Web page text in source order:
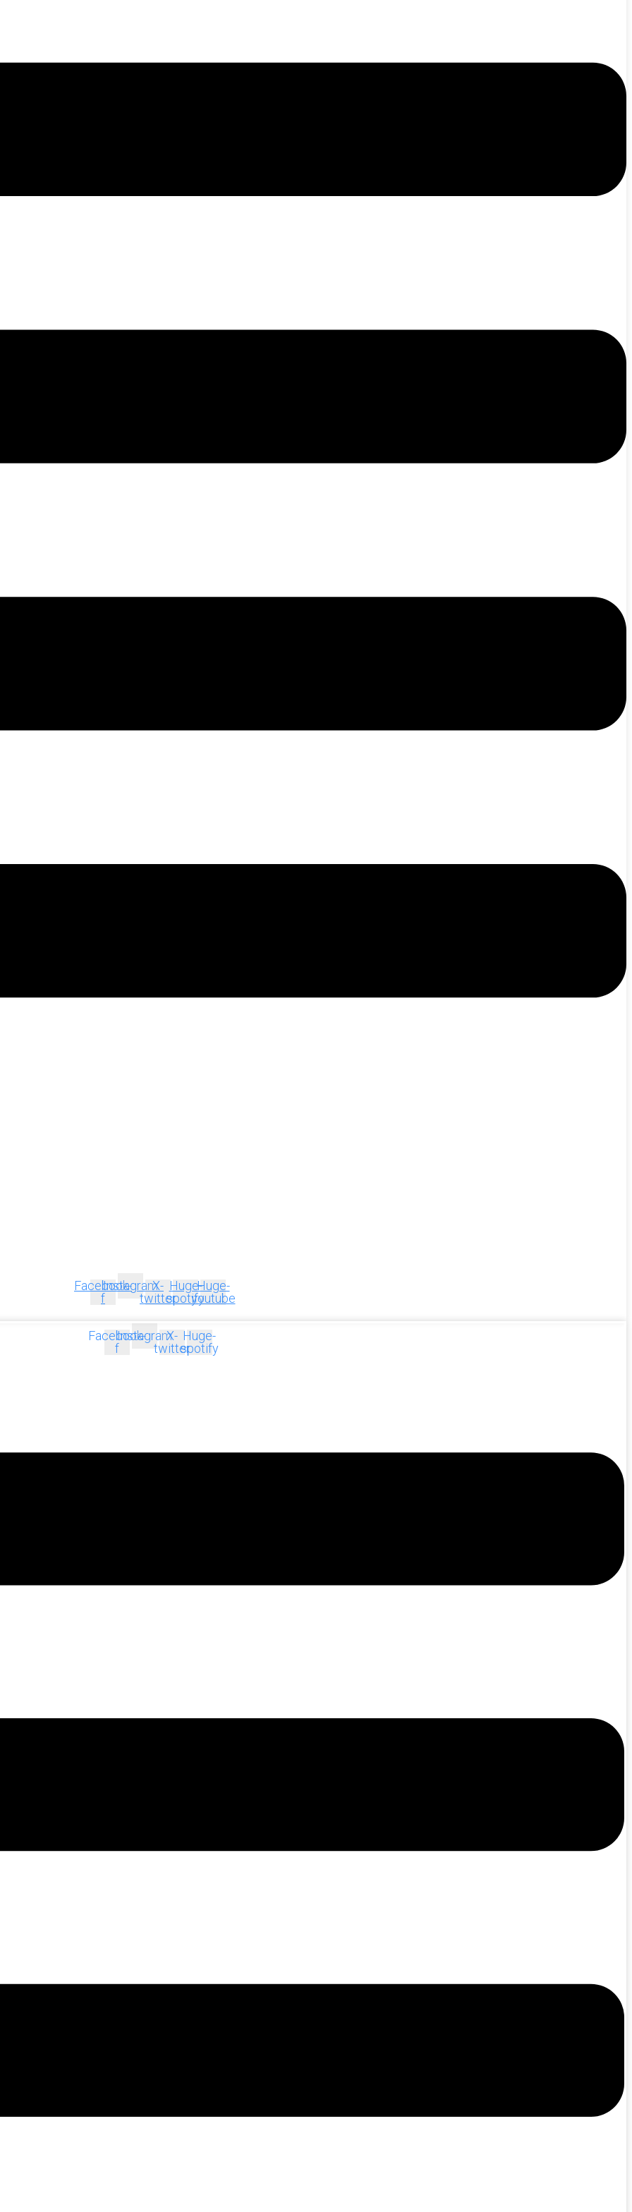
Facebook-
f
InstagramX-
twitter
Huge-
spotify
Huge-
youtube
Facebook-
f
InstagramX-
twitter
Huge-
spotify